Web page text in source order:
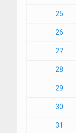
25
26
27
28
29
30
31